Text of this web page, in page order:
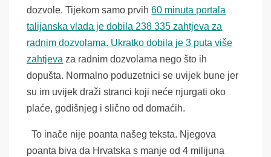
dozvole. Tijekom samo prvih60 minuta portala
talijanska vlada je dobila 238 335 zahtjeva za
radnim dozvolama. Ukratko dobila je 3 puta više
zahtjeva za radnim dozvolama nego što ih
dopušta. Normalno poduzetnici se uvijek bune jer
su im uvijek draži stranci koji neće njurgati oko
plaće, godišnjeg i slično od domaćih.
To inače nije poanta našeg teksta. Njegova
poanta biva da Hrvatska s manje od 4 milijuna